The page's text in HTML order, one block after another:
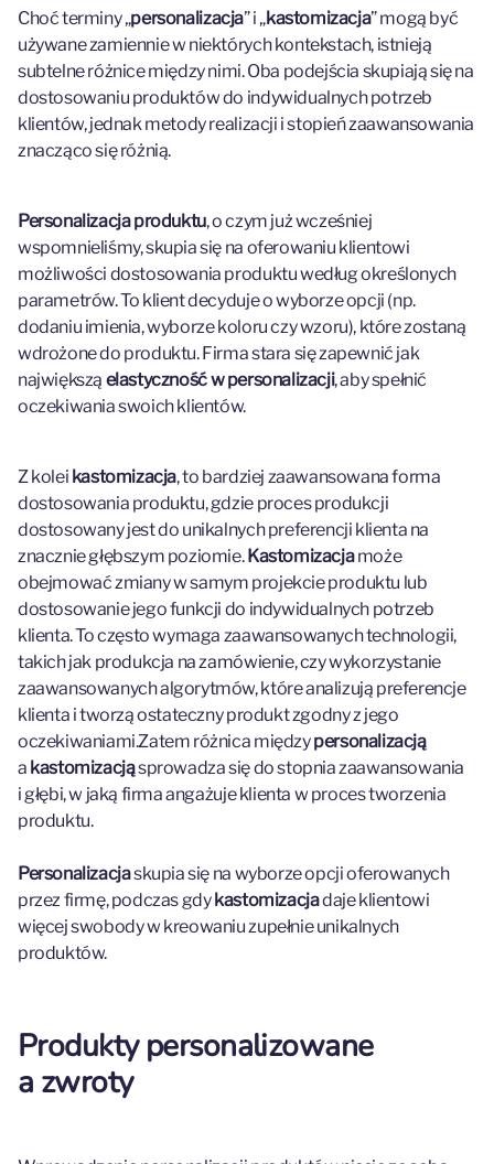
Choć terminy „personalizacja” i „kastomizacja” mogą być
używane zamiennie w niektórych kontekstach, istnieją
subtelne różnice między nimi. Oba podejścia skupiają się na
dostosowaniu produktów do indywidualnych potrzeb
klientów, jednak metody realizacji i stopień zaawansowania
znacząco się różnią.
Personalizacja produktu, o czym już wcześniej
wspomnieliśmy, skupia się na oferowaniu klientowi
możliwości dostosowania produktu według określonych
parametrów. To klient decyduje o wyborze opcji (np.
dodaniu imienia, wyborze koloru czy wzoru), które zostaną
wdrożone do produktu. Firma stara się zapewnić jak
największą elastyczność w personalizacji, aby spełnić
oczekiwania swoich klientów.
Z kolei kastomizacja, to bardziej zaawansowana forma
dostosowania produktu, gdzie proces produkcji
dostosowany jest do unikalnych preferencji klienta na
znacznie głębszym poziomie.Kastomizacjamoże
obejmować zmiany w samym projekcie produktu lub
dostosowanie jego funkcji do indywidualnych potrzeb
klienta. To często wymaga zaawansowanych technologii,
takich jak produkcja na zamówienie, czy wykorzystanie
zaawansowanych algorytmów, które analizują preferencje
klienta i tworzą ostateczny produkt zgodny z jego
oczekiwaniami.Zatem różnica międzypersonalizacją
a kastomizacjąsprowadza się do stopnia zaawansowania
i głębi, w jaką firma angażuje klienta w proces tworzenia
produktu.
Personalizacjaskupia się na wyborze opcji oferowanych
przez firmę, podczas gdykastomizacjadaje klientowi
więcej swobody w kreowaniu zupełnie unikalnych
produktów.
Produkty personalizowane
a zwroty